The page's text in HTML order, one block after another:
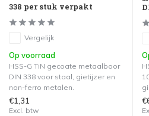
338 per stuk verpakt
Vergelijk
Op voorraad
HSS-G TiN gecoate metaalboor
DIN 338 voor staal, gietijzer en
non-ferro metalen.
€1,31
Excl. btw